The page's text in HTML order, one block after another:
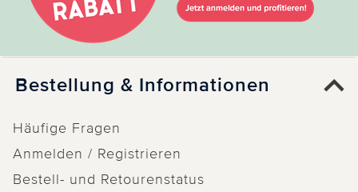
Bestellung & Informationen
Häufige Fragen
Anmelden / Registrieren
Bestell- und Retourenstatus